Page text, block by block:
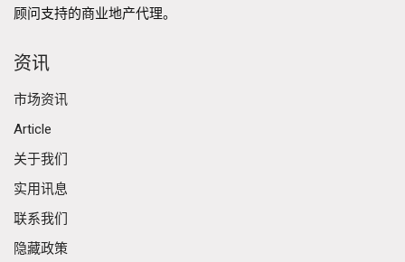
顾问支持的商业地产代理。
资讯
市场资讯
Article
关于我们
实用讯息
联系我们
隐藏政策